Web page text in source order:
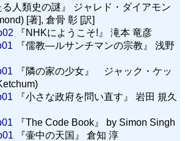
人類史の謎』 ジャレド・ダイアモン
[著], 倉骨 彰 [訳]
『NHKにようこそ!』 滝本 竜彦
『儒教—ルサンチマンの宗教』 浅野
『隣の家の少女』 ジャック・ケッ
『小さな政府を問い直す』 岩田 規久
『The Code Book』 by Simon Singh
『壷中の天国』 倉知 淳